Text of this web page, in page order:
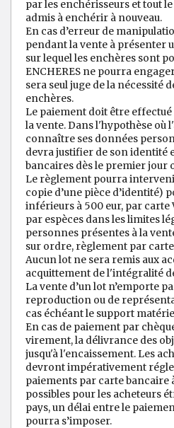
par les enchérisseurs et tout
admis à enchérir à nouveau.
En cas d’erreur de
pendant la vente à présenter
sur lequel les enchères sont
ENCHERES ne pourra
sera seul juge de la nécessité
enchères.
Le paiement doit être
la vente. Dans l'hypothèse où
connaître ses données
devra justifier de son identité
bancaires dès le premier jour
Le règlement pourra
copie d’une pièce d’identité)
inférieurs à 500 eur, par carte
par espèces dans les limites
personnes présentes à la
sur ordre, règlement par
Aucun lot ne sera remis aux
acquittement de l'intégralité
La vente d’un lot n’emporte
reproduction ou de
cas échéant le support
En cas de paiement par
virement, la délivrance des
jusqu'à l'encaissement. Les
devront impérativement
paiements par carte bancaire
possibles pour les acheteurs
pays, un délai entre le
pourra s’imposer.